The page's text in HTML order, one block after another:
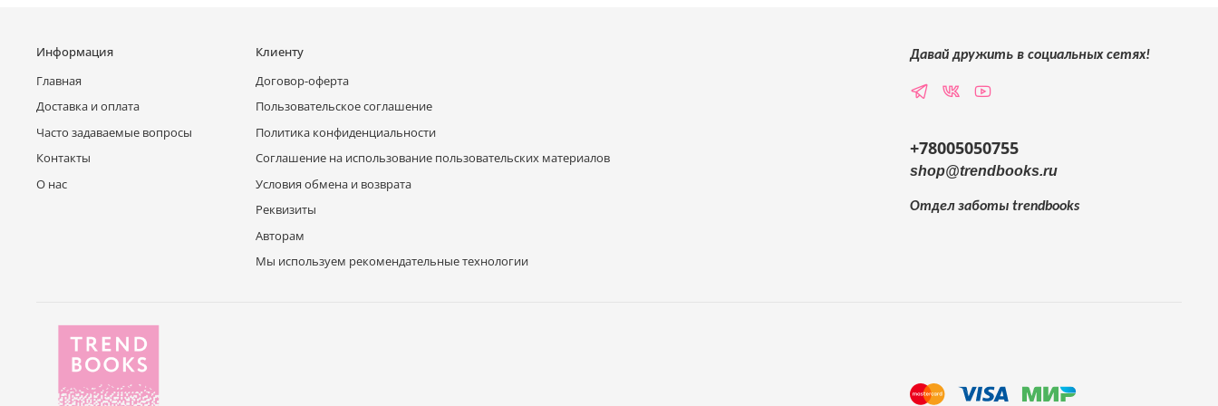
Информация
Главная
Доставка и оплата
Часто задаваемые вопросы
Контакты
О нас
Клиенту
Договор-оферта
Пользовательское соглашение
Политика конфиденциальности
Соглашение на использование пользовательских материалов
Условия обмена и возврата
Реквизиты
Авторам
Мы используем рекомендательные технологии
Давай дружить в социальных сетях!
+78005050755
shop@trendbooks.ru
Отдел заботы trendbooks